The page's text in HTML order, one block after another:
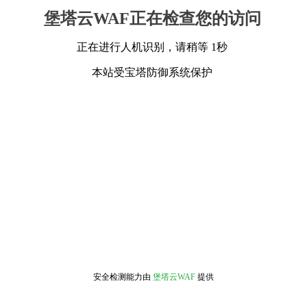
堡塔云WAF正在检查您的访问
正在进行人机识别，请稍等 1秒
本站受宝塔防御系统保护
安全检测能力由 堡塔云WAF 提供